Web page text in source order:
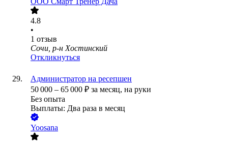
4.8
•
1 отзыв
Сочи, р-н Хостинский
Откликнуться
Администратор на ресепшен
50 000 – 65 000 ₽ за месяц, на руки
Без опыта
Выплаты: Два раза в месяц
Yoosana